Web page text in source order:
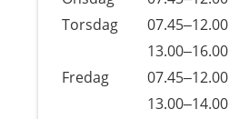
Torsdag
07.45–12.00
13.00–16.00
Fredag
07.45–12.00
13.00–14.00